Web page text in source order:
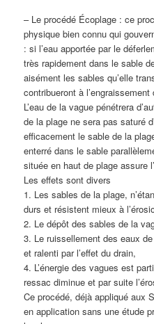
– Le procédé Écoplage : ce
physique bien connu qui
: si l’eau apportée par le
très rapidement dans le sable
aisément les sables qu’elle
contribueront à l’engraissement
L’eau de la vague pénétrera
de la plage ne sera pas saturé
efficacement le sable de la
enterré dans le sable
située en haut de plage assure
Les effets sont divers
1. Les sables de la plage,
durs et résistent mieux à
2. Le dépôt des sables de la
3. Le ruissellement des eaux
et ralenti par l’effet du drain,
4. L’énergie des vagues est
ressac diminue et par suite
Ce procédé, déjà appliqué aux
en application sans une étude